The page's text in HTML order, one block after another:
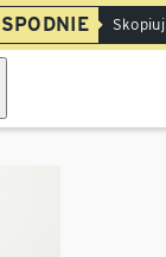
SPODNIE Skopiuj